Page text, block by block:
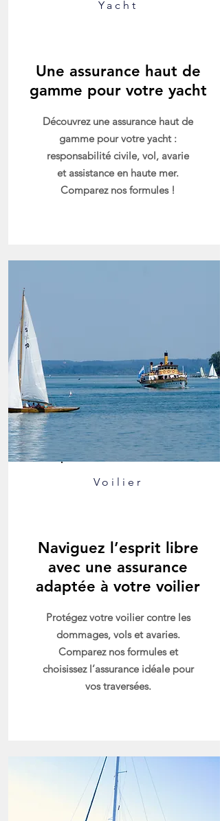
Yacht
Une assurance haut de
gamme pour votre yacht
Découvrez une assurance haut de
gamme pour votre yacht :
responsabilité civile, vol, avarie
et assistance en haute mer.
Comparez nos formules !
Voilier
Naviguez l’esprit libre
avec une assurance
adaptée à votre voilier
Protégez votre voilier contre les
dommages, vols et avaries.
Comparez nos formules et
choisissez l’assurance idéale pour
vos traversées.